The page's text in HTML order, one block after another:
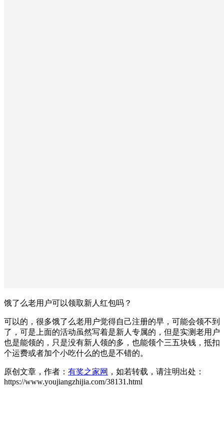
饿了么老用户可以领取新人红包吗？
可以的，很多饿了么老用户觉得自己注册的早，可能会领不到
了，可是上面的活动虽然写着是新人专属的，但是实测老用户
也是能领的，只是没有新人领的多，也能领个三五块钱，抵扣
个运费或者加个小吃什么的也是不错的。
原创文章，作者： 有奖之家网 ，如若转载，请注明出处：
https://www.youjiangzhijia.com/38131.html